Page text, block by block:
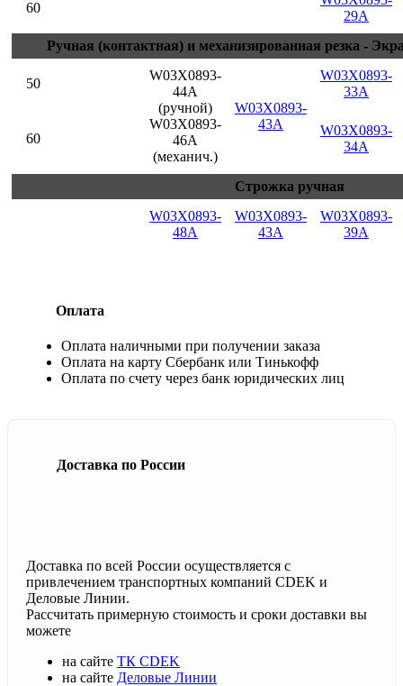
60
29A
Ручная (контактная) и механизированная резка -
50
W03X0893-
44A
(ручной)
W03X0893-
46A
(механич.)
W03X0893-
43A
W03X0893-
33A
60
W03X0893-
34A
Строжка ручная
W03X0893-
48A
W03X0893-
43A
W03X0893-
39A
Оплата
Оплата наличными при получении заказа
Оплата на карту Сбербанк или Тинькофф
Оплата по счету через банк юридических лиц
Доставка по России
Доставка по всей России осуществляется с
привлечением транспортных компаний CDEK и
Деловые Линии.
Рассчитать примерную стоимость и сроки доставки вы
можете
на сайте ТК CDEK
на сайте Деловые Линии